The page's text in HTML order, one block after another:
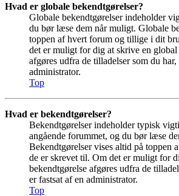
Hvad er globale bekendtgørelser?
Globale bekendtgørelser indeholder
du bør læse dem når muligt. Globale
toppen af hvert forum og tillige i dit
det er muligt for dig at skrive en global
afgøres udfra de tilladelser som du har,
administrator.
Top
Hvad er bekendtgørelser?
Bekendtgørelser indeholder typisk
angående forummet, og du bør læse
Bekendtgørelser vises altid på toppen
de er skrevet til. Om det er muligt for
bekendtgørelse afgøres udfra de
er fastsat af en administrator.
Top